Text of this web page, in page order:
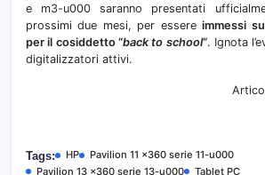
e m3-u000 saranno presentati
prossimi due mesi, per essereimmessi
per il cosiddetto “back to school“. Ignota
digitalizzatori attivi.
Tags: HP
Pavilion 11 x360 serie 11-u000
Pavilion 13 x360 serie 13-u000
Tablet PC